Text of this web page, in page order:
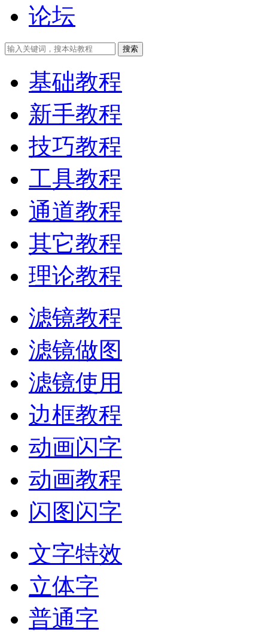
论坛
搜索
基础教程
新手教程
技巧教程
工具教程
通道教程
其它教程
理论教程
滤镜教程
滤镜做图
滤镜使用
边框教程
动画闪字
动画教程
闪图闪字
文字特效
立体字
普通字